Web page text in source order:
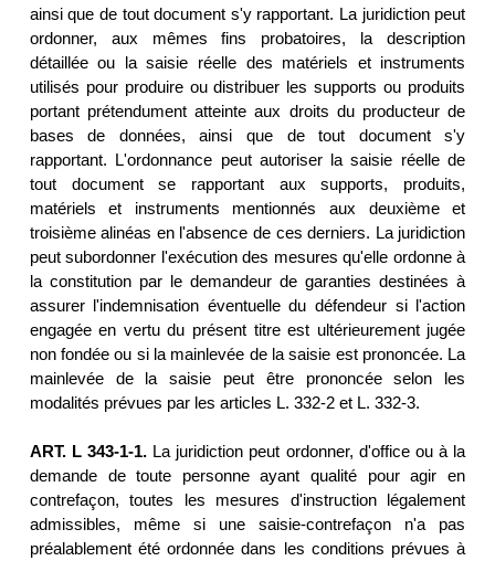
ainsi que de tout document s'y rapportant. La juridiction peut
ordonner, aux mêmes fins probatoires, la description
détaillée ou la saisie réelle des matériels et instruments
utilisés pour produire ou distribuer les supports ou produits
portant prétendument atteinte aux droits du producteur de
bases de données, ainsi que de tout document s'y
rapportant. L'ordonnance peut autoriser la saisie réelle de
tout document se rapportant aux supports, produits,
matériels et instruments mentionnés aux deuxième et
troisième alinéas en l'absence de ces derniers. La juridiction
peut subordonner l'exécution des mesures qu'elle ordonne à
la constitution par le demandeur de garanties destinées à
assurer l'indemnisation éventuelle du défendeur si l'action
engagée en vertu du présent titre est ultérieurement jugée
non fondée ou si la mainlevée de la saisie est prononcée. La
mainlevée de la saisie peut être prononcée selon les
modalités prévues par les articles L. 332-2 et L. 332-3.
ART. L 343-1-1. La juridiction peut ordonner, d'office ou à la
demande de toute personne ayant qualité pour agir en
contrefaçon, toutes les mesures d'instruction légalement
admissibles, même si une saisie-contrefaçon n'a pas
préalablement été ordonnée dans les conditions prévues à